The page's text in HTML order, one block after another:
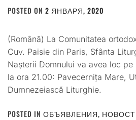
POSTED ON 2 ЯНВАРЯ, 2020
(Română) La Comunitatea
Cuv. Paisie din Paris, Sfânta
Nașterii Domnului va avea loc
la ora 21.00: Pavecernița Mare,
Dumnezeiască Liturghie.
POSTED IN ОБЪЯВЛЕНИЯ,